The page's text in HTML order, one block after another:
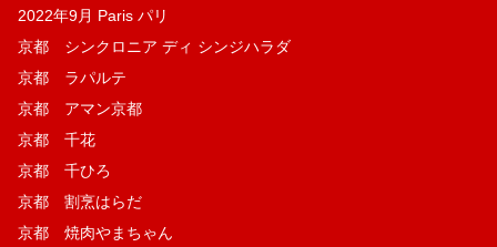
2022年9月 Paris パリ
京都 シンクロニア ディ シンジハラダ
京都 ラパルテ
京都 アマン京都
京都 千花
京都 千ひろ
京都 割烹はらだ
京都 焼肉やまちゃん